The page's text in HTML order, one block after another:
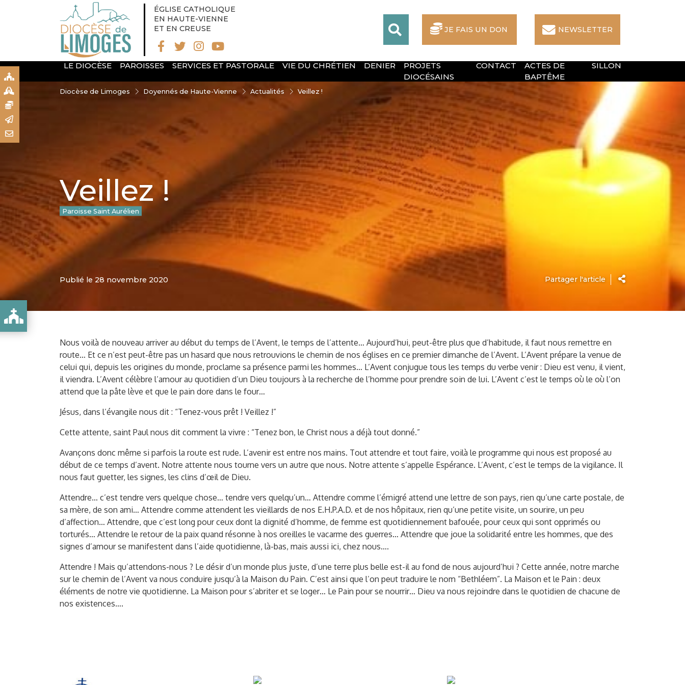
ÉGLISE CATHOLIQUE
EN HAUTE-VIENNE
ET EN CREUSE
JE FAIS UN DON NEWSLETTER
LE DIOCÈSE PAROISSES SERVICES ET PASTORALE VIE DU CHRÉTIEN DENIER
PROJETS
DIOCÉSAINS
CONTACT
ACTES DE
BAPTÊME
SILLON
Diocèse de Limoges Doyennés de Haute-Vienne Actualités Veillez !
Veillez !
Paroisse Saint Aurélien
Partager l'article
Publié le 28 novembre 2020
Nous voilà de nouveau arriver au début du temps de l’Avent, le temps de l’attente… Aujourd’hui, peut-être plus que d’habitude, il faut nous remettre en
route… Et ce n’est peut-être pas un hasard que nous retrouvions le chemin de nos églises en ce premier dimanche de l’Avent. L’Avent prépare la venue de
celui qui, depuis les origines du monde, proclame sa présence parmi les hommes… L’Avent conjugue tous les temps du verbe venir : Dieu est venu, il vient,
il viendra. L’Avent célèbre l’amour au quotidien d’un Dieu toujours à la recherche de l’homme pour prendre soin de lui. L’Avent c’est le temps où le où l’on
attend que la pâte lève et que le pain dore dans le four…
Jésus, dans l’évangile nous dit : “Tenez-vous prêt ! Veillez !”
Cette attente, saint Paul nous dit comment la vivre : “Tenez bon, le Christ nous a déjà tout donné.”
Avançons donc même si parfois la route est rude. L’avenir est entre nos mains. Tout attendre et tout faire, voilà le programme qui nous est proposé au
début de ce temps d’avent. Notre attente nous tourne vers un autre que nous. Notre attente s’appelle Espérance. L’Avent, c’est le temps de la vigilance. Il
nous faut guetter, les signes, les clins d’œil de Dieu.
Attendre… c’est tendre vers quelque chose… tendre vers quelqu’un… Attendre comme l’émigré attend une lettre de son pays, rien qu’une carte postale, de
sa mère, de son ami… Attendre comme attendent les vieillards de nos E.H.P.A.D. et de nos hôpitaux, rien qu’une petite visite, un sourire, un peu
d’affection… Attendre, que c’est long pour ceux dont la dignité d’homme, de femme est quotidiennement bafouée, pour ceux qui sont opprimés ou
torturés… Attendre le retour de la paix quand résonne à nos oreilles le vacarme des guerres… Attendre que joue la solidarité entre les hommes, que des
signes d’amour se manifestent dans l’aide quotidienne, là-bas, mais aussi ici, chez nous….
Attendre ! Mais qu’attendons-nous ? Le désir d’un monde plus juste, d’une terre plus belle est-il au fond de nous aujourd’hui ? Cette année, notre marche
sur le chemin de l’Avent va nous conduire jusqu’à la Maison du Pain. C’est ainsi que l’on peut traduire le nom “Bethléem”. La Maison et le Pain : deux
éléments de notre vie quotidienne. La Maison pour s’abriter et se loger… Le Pain pour se nourrir… Dieu va nous rejoindre dans le quotidien de chacune de
nos existences….